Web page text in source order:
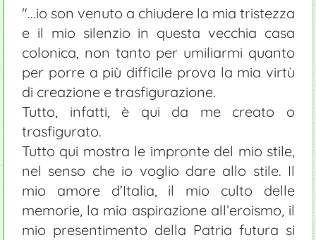
"...io son venuto a chiudere la mia tristezza
e il mio silenzio in questa vecchia casa
colonica, non tanto per umiliarmi quanto
per porre a più difficile prova la mia virtù
di creazione e trasfigurazione.
Tutto, infatti, è qui da me creato o
trasfigurato.
Tutto qui mostra le impronte del mio stile,
nel senso che io voglio dare allo stile. Il
mio amore d’Italia, il mio culto delle
memorie, la mia aspirazione all’eroismo, il
mio presentimento della Patria futura si